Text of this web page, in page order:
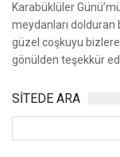
Karabüklüler
meydanları
güzel coşkuyu
gönülden teşekkür
SİTEDE ARA